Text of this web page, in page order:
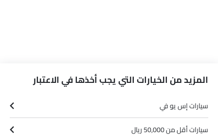
المزيد من الخيارات التي يجب أخذها في الاعتبار
سيارات إس يو في
سيارات أقل من 50,000 ريال